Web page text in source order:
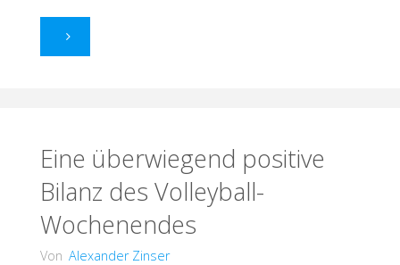
"Viele
durchwachsene
Bilanz"
Eine überwiegend positive
Bilanz des Volleyball-
Wochenendes
Von Alexander Zinser